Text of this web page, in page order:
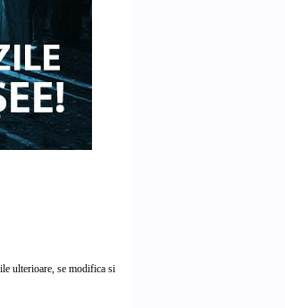
ulterioare, se modifica si